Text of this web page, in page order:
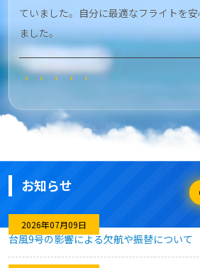
ていました。自分に最適なフライトを
ました。
★★★★★
安さ・お得
安くてお得に利用出来ました。
★★★★☆
利用のしやすさ
問題なく利用できました。
お知らせ
2026年07月09日
台風9号の影響による欠航や振替について